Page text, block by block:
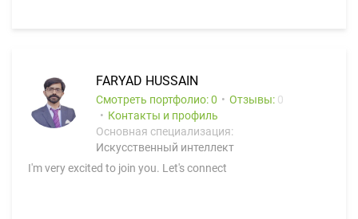
FARYAD HUSSAIN
Смотреть портфолио: 0 Отзывы: 0
Контакты и профиль
Основная специализация:
Искусственный интеллект
I'm very excited to join you. Let's connect